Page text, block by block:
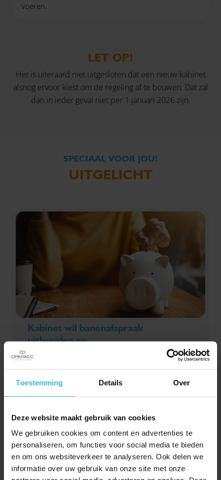
Toestemming Details Over
Deze website maakt gebruik van cookies
We gebruiken cookies om content en advertenties te
personaliseren, om functies voor social media te bieden
en om ons websiteverkeer te analyseren. Ook delen we
informatie over uw gebruik van onze site met onze
voeren.
LET OP!
Het is uiteraard niet uitgesloten dat een nieuw kabinet
alsnog ervoor kiest om de regeling af te bouwen. Dat zal
dan in ieder geval niet per 1 januari 2026 zijn.
SPECIAAL VOOR JOU!
UITGELICHT
Kabinet wil banenafspraak
uitbreiden en
loonkostensubsidie
03-08-2026
het belangrijkste instrument worden om werkgevers
te compenseren voor de verminderde loonwaarde
van werknemers.
Lees verder